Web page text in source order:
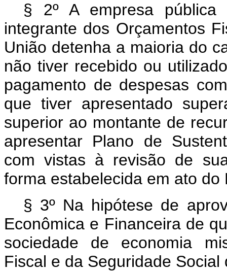
§ 2º A empresa pública
integrante dos Orçamentos
União detenha a maioria do
não tiver recebido ou
pagamento de despesas
que tiver apresentado
superior ao montante de
apresentar Plano de
com vistas à revisão de
forma estabelecida em ato
§ 3º Na hipótese de
Econômica e Financeira de
sociedade de economia
Fiscal e da Seguridade